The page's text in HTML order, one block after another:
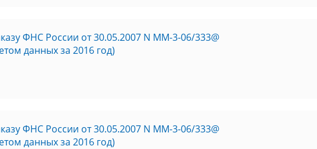
ФНС России от 30.05.2007 N ММ-3-06/333@
данных за 2016 год)
ФНС России от 30.05.2007 N ММ-3-06/333@
данных за 2016 год)